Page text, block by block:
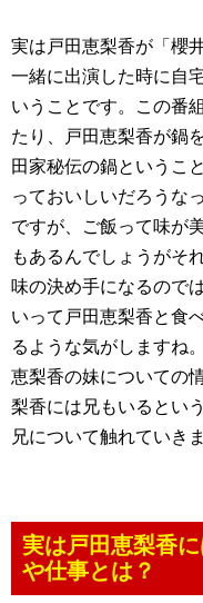
実は戸田恵梨香が「櫻
一緒に出演した時に自
いうことです。この番
たり、戸田恵梨香が鍋
田家秘伝の鍋というこ
っておいしいだろうな
ですが、ご飯って味が
もあるんでしょうがそ
味の決め手になるので
いって戸田恵梨香と食
るような気がしますね
恵梨香の妹についての
梨香には兄もいるとい
兄について触れていきま
実は戸田恵梨香
や仕事とは？